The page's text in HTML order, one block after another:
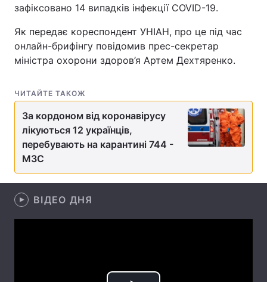
Україна Політика
Економіка Світ
Спорт Наука
Техно і зв'язок
Зброя Інциденти
Здоров'я Туризм
Екологія
Лонгріди
зафіксовано 14 випадків інфекції COVID-19.
Як передає кореспондент УНІАН, про це під час
онлайн-брифінгу повідомив прес-секретар
міністра охорони здоров’я Артем Дехтяренко.
ЧИТАЙТЕ ТАКОЖ
За кордоном від коронавірусу
лікуються 12 українців,
перебувають на карантині 744 -
МЗС
ВІДЕО ДНЯ